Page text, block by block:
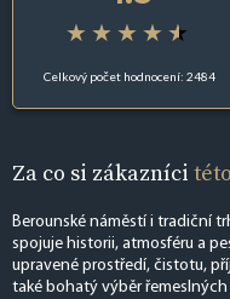
Celkový počet hodnocení: 2484
Za co si zákazníci
Berounské náměstí i tradiční
spojuje historii, atmosféru a
upravené prostředí, čistotu,
také bohatý výběr